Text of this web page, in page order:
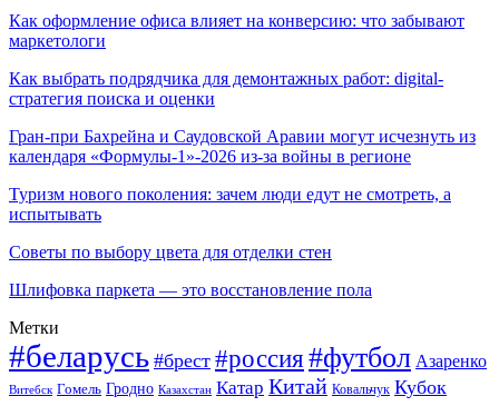
Как оформление офиса влияет на конверсию: что забывают
маркетологи
Как выбрать подрядчика для демонтажных работ: digital-
стратегия поиска и оценки
Гран-при Бахрейна и Саудовской Аравии могут исчезнуть из
календаря «Формулы-1»-2026 из-за войны в регионе
Туризм нового поколения: зачем люди едут не смотреть, а
испытывать
Советы по выбору цвета для отделки стен
Шлифовка паркета — это восстановление пола
Метки
#беларусь #брест #россия#футбол Азаренко
Витебск Гомель Гродно Казахстан Катар Китай Ковальчук Кубок